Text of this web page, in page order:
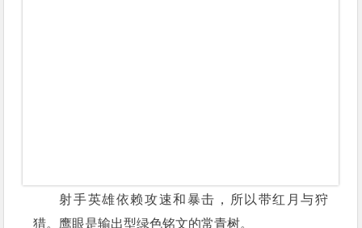
射手英雄依赖攻速和暴击，所以带红月与狩
猎。鹰眼是输出型绿色铭文的常青树。